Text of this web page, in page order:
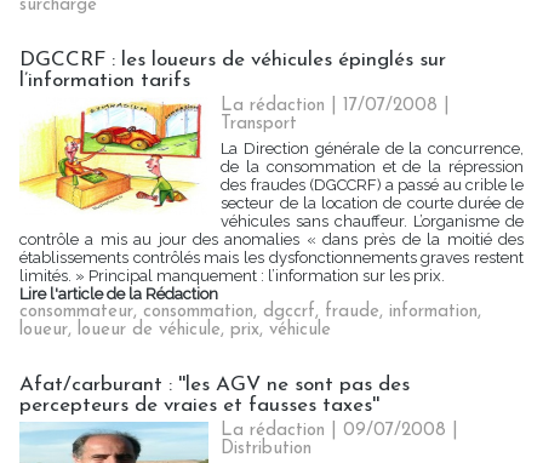
surcharge
DGCCRF : les loueurs de véhicules épinglés sur
l’information tarifs
La rédaction | 17/07/2008
Transport
La Direction générale de la concurrence,
de la consommation et de la répression
des fraudes (DGCCRF) a passé au crible le
secteur de la location de courte durée de
véhicules sans chauffeur. L’organisme de
contrôle a mis au jour des anomalies « dans près de la moitié des
établissements contrôlés mais les dysfonctionnements graves restent
limités. » Principal manquement : l’information sur les prix.
Lire l'article de la Rédaction
consommateur, consommation, dgccrf, fraude, information,
loueur, loueur de véhicule, prix, véhicule
Afat/carburant : ''les AGV ne sont pas des
percepteurs de vraies et fausses taxes''
La rédaction | 09/07/2008
Distribution